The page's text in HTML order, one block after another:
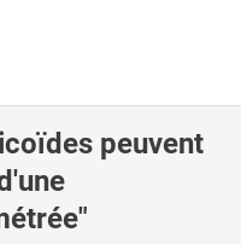
peuvent